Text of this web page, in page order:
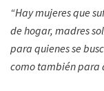
“Hay mujeres que
de hogar, madres
para quienes se
como también para